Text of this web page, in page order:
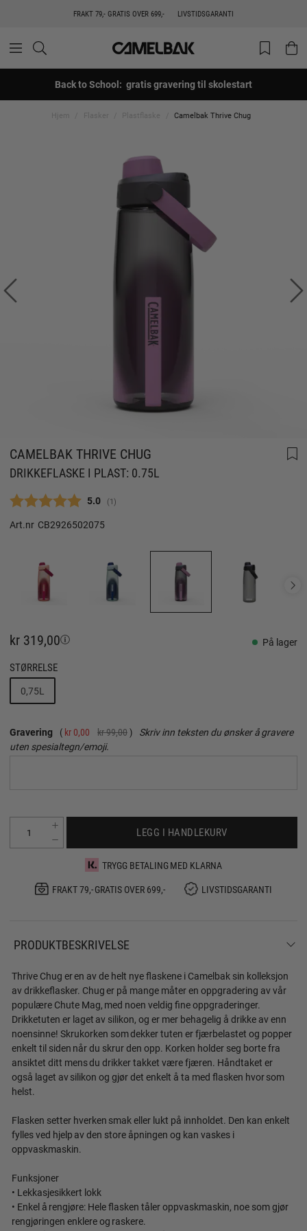
FRAKT 79,- GRATIS OVER 699,- LIVSTIDSGARANTI
Back to School: gratis gravering til skolestart
Hjem Flasker Plastflaske Camelbak Thrive Chug
CAMELBAK THRIVE CHUG
DRIKKEFLASKE I PLAST: 0.75L
Gjennomsnittskarakter:
5.0 (stemmer:
1)
Art.nr CB2926502075
kr 319,00 På lager
STØRRELSE
0,75L
Gravering kr 0,00 kr 99,00
Skriv inn teksten du ønsker å gravere
uten spesialtegn/emoji.
LEGG I HANDLEKURV
TRYGG BETALING MED KLARNA
FRAKT 79,- GRATIS OVER 699,-
LIVSTIDSGARANTI
PRODUKTBESKRIVELSE
Thrive Chug er en av de helt nye flaskene i Camelbak sin kolleksjon
av drikkeflasker. Chug er på mange måter en oppgradering av vår
populære Chute Mag, med noen veldig fine oppgraderinger.
Drikketuten er laget av silikon, og er mer behagelig å drikke av enn
noensinne! Skrukorken som dekker tuten er fjærbelastet og popper
enkelt til siden når du skrur den opp. Korken holder seg borte fra
ansiktet ditt mens du drikker takket være fjæren. Håndtaket er
også laget av silikon og gjør det enkelt å ta med flasken hvor som
helst.
Flasken setter hverken smak eller lukt på innholdet. Den kan enkelt
fylles ved hjelp av den store åpningen og kan vaskes i
oppvaskmaskin.
Funksjoner
• Lekkasjesikkert lokk
• Enkel å rengjøre: Hele flasken tåler oppvaskmaskin, noe som gjør
rengjøringen enklere og raskere.